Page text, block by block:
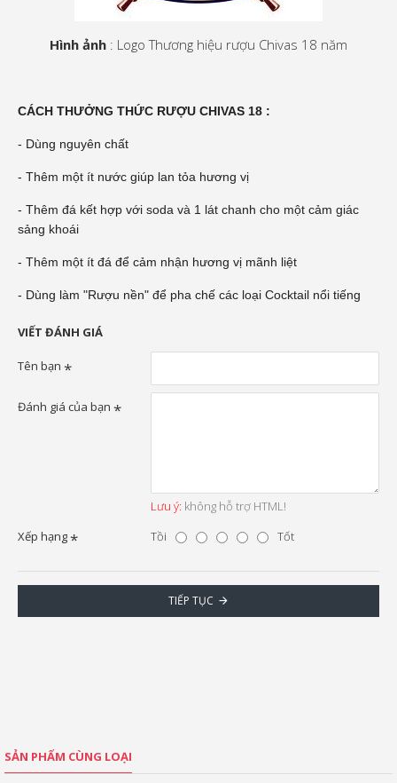
Hình ảnh : Logo Thương hiệu rượu Chivas 18 năm
CÁCH THƯỞNG THỨC RƯỢU CHIVAS 18 :
- Dùng nguyên chất
- Thêm một ít nước giúp lan tỏa hương vị
- Thêm đá kết hợp với soda và 1 lát chanh cho một cảm giác
sảng khoái
- Thêm một ít đá để cảm nhận hương vị mãnh liệt
- Dùng làm "Rượu nền" để pha chế các loại Cocktail nổi tiếng
VIẾT ĐÁNH GIÁ
Tên bạn
Đánh giá của bạn
Lưu ý: không hỗ trợ HTML!
Xếp hạng
Tồi Tốt
TIẾP TỤC
SẢN PHẨM CÙNG LOẠI